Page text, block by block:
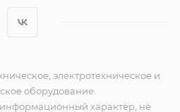
электротехническое и
оборудование.
характер, не